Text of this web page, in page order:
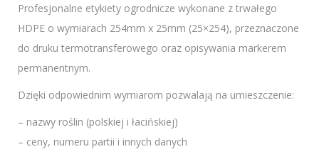
Profesjonalne etykiety ogrodnicze wykonane z trwałego
HDPE o wymiarach 254mm x 25mm (25×254), przeznaczone
do druku termotransferowego oraz opisywania markerem
permanentnym.
Dzięki odpowiednim wymiarom pozwalają na umieszczenie:
– nazwy roślin (polskiej i łacińskiej)
– ceny, numeru partii i innych danych